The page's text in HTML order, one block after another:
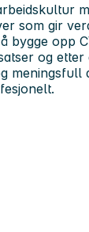
som gir
bygge opp
og etter